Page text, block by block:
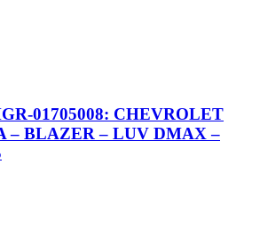
01705008: CHEVROLET
– BLAZER – LUV DMAX –